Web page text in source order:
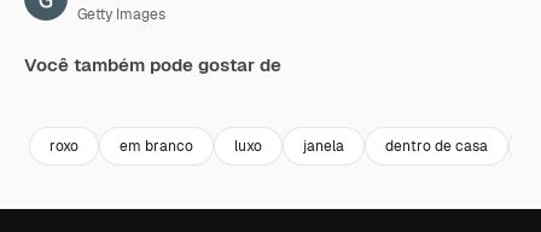
Getty Images
Você também pode gostar de
roxo em branco luxo janela dentro de casa